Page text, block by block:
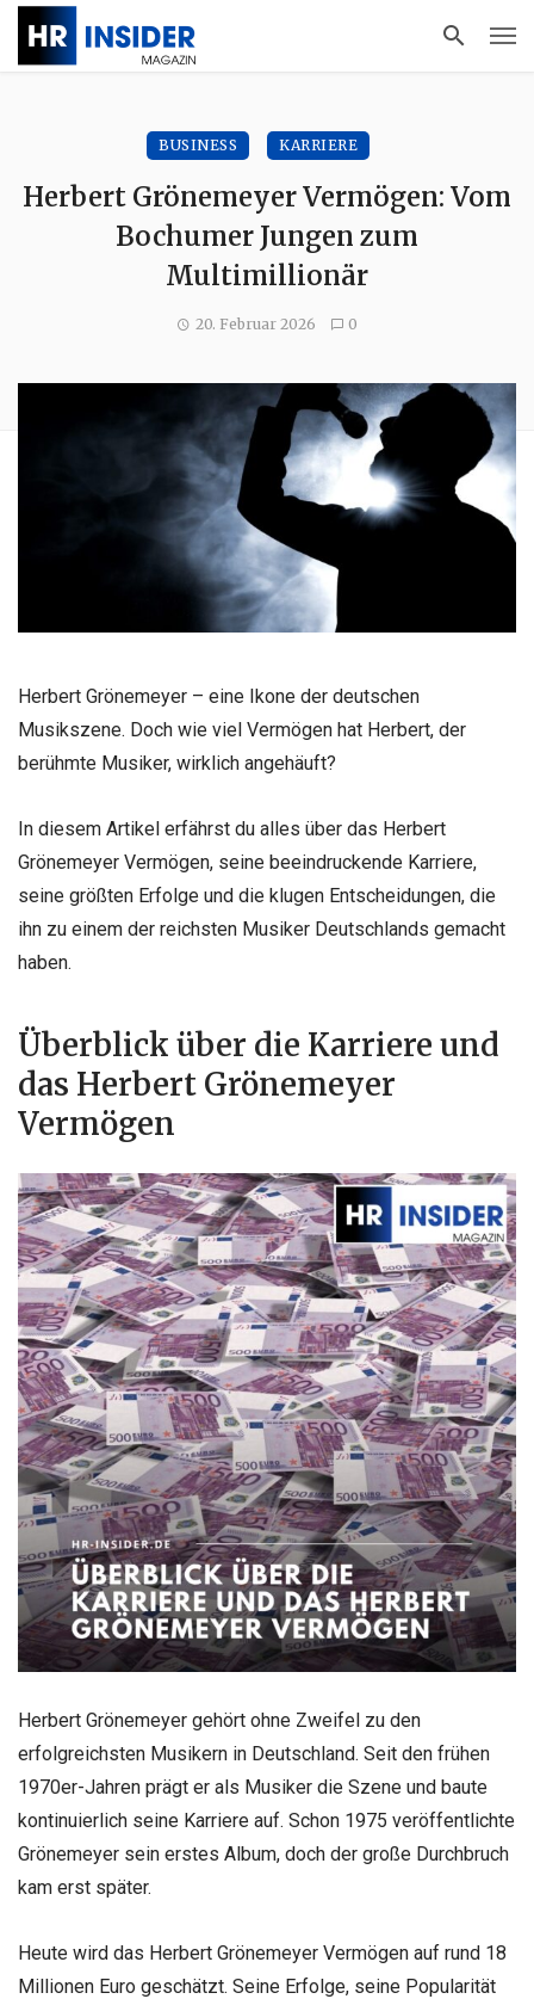
BUSINESS KARRIERE
Herbert Grönemeyer Vermögen: Vom
Bochumer Jungen zum
Multimillionär
20. Februar 2026 0
Herbert Grönemeyer – eine Ikone der deutschen
Musikszene. Doch wie viel Vermögen hat Herbert, der
berühmte Musiker, wirklich angehäuft?
In diesem Artikel erfährst du alles über das Herbert
Grönemeyer Vermögen, seine beeindruckende Karriere,
seine größten Erfolge und die klugen Entscheidungen, die
ihn zu einem der reichsten Musiker Deutschlands gemacht
haben.
Überblick über die Karriere und
das Herbert Grönemeyer
Vermögen
Herbert Grönemeyer gehört ohne Zweifel zu den
erfolgreichsten Musikern in Deutschland. Seit den frühen
1970er-Jahren prägt er als Musiker die Szene und baute
kontinuierlich seine Karriere auf. Schon 1975 veröffentlichte
Grönemeyer sein erstes Album, doch der große Durchbruch
kam erst später.
Heute wird das Herbert Grönemeyer Vermögen auf rund 18
Millionen Euro geschätzt. Seine Erfolge, seine Popularität